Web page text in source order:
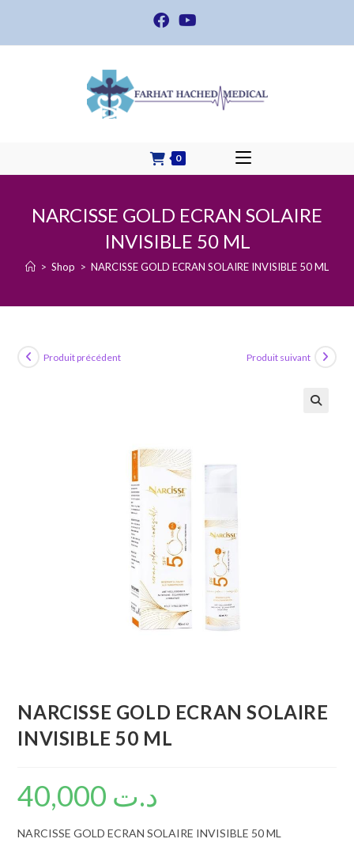
content
0
NARCISSE GOLD ECRAN SOLAIRE
INVISIBLE 50 ML
> Shop > NARCISSE GOLD ECRAN SOLAIRE INVISIBLE 50 ML
Produit précédent Produit suivant
NARCISSE GOLD ECRAN SOLAIRE
INVISIBLE 50 ML
د.ت
NARCISSE GOLD ECRAN SOLAIRE INVISIBLE 50 ML